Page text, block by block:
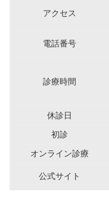
アクセス
電話番号
診療時間
休診日
初診
オンライン診療
公式サイト